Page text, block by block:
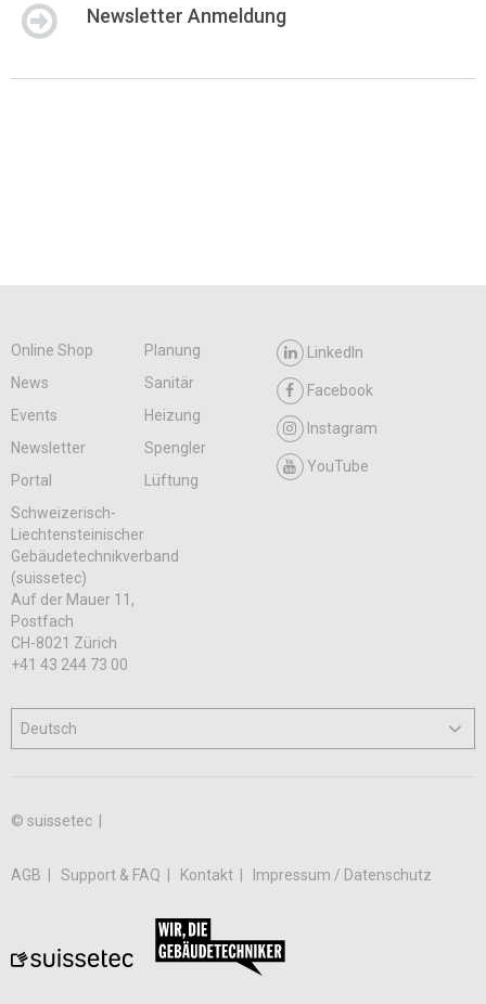
Newsletter Anmeldung
Online Shop
Planung
News
Sanitär
Events
Heizung
Newsletter
Spengler
Portal
Lüftung
LinkedIn
Facebook
Instagram
YouTube
Schweizerisch-
Liechtensteinischer
Gebäudetechnikverband
(suissetec)
Auf der Mauer 11,
Postfach
CH-8021 Zürich
+41 43 244 73 00
© suissetec |
AGB Support & FAQ Kontakt Impressum / Datenschutz